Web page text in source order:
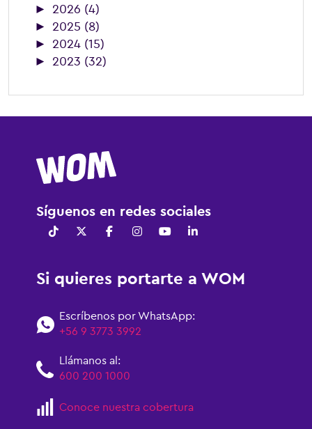
► 2026 (4)
► 2025 (8)
► 2024 (15)
► 2023 (32)
Síguenos en redes sociales
Si quieres portarte a WOM
Escríbenos por WhatsApp:
+56 9 3773 3992
Llámanos al:
600 200 1000
Conoce nuestra cobertura